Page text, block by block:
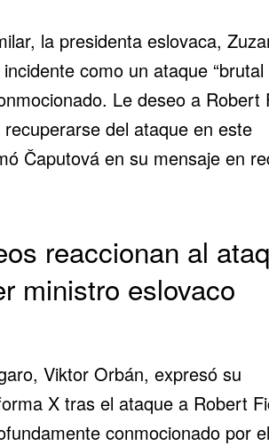
la presidenta eslovaca,
como un ataque “brutal
Le deseo a Robert
del ataque en este
Čaputová en su mensaje en
reaccionan al
ministro eslovaco
Viktor Orbán, expresó su
X tras el ataque a Robert
conmocionado por